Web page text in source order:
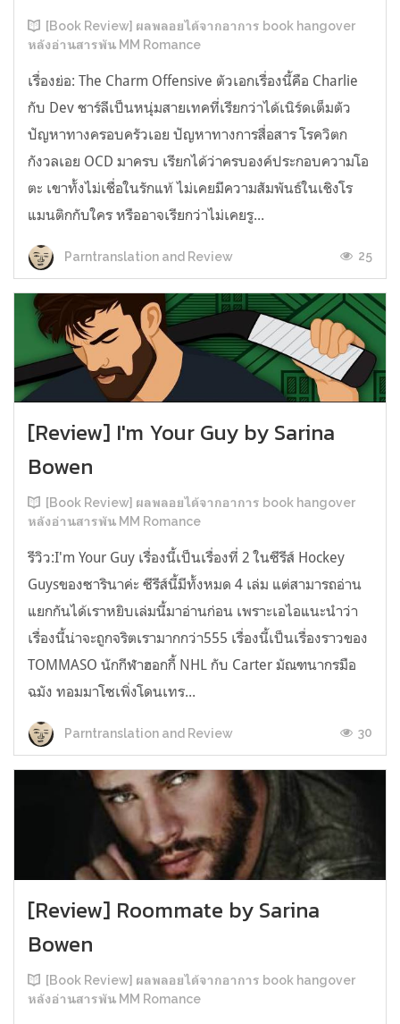
[Book Review] ผลพลอยได้จากอาการ book hangover
หลังอ่านสารพัน MM Romance
เรื่องย่อ: The Charm Offensive ตัวเอกเรื่องนี้คือ Charlie
กับ Dev ชาร์ลีเป็นหนุ่มสายเทคที่เรียกว่าได้เนิร์ดเต็มตัว
ปัญหาทางครอบครัวเอย ปัญหาทางการสื่อสาร โรควิตก
กังวลเอย OCD มาครบ เรียกได้ว่าครบองค์ประกอบความโอ
ตะ เขาทั้งไม่เชื่อในรักแท้ ไม่เคยมีความสัมพันธ์ในเชิงโร
แมนติกกับใคร หรืออาจเรียกว่าไม่เคยรู...
Parntranslation and Review 25
[Review] I'm Your Guy by Sarina
Bowen
[Book Review] ผลพลอยได้จากอาการ book hangover
หลังอ่านสารพัน MM Romance
รีวิว:I'm Your Guy เรื่องนี้เป็นเรื่องที่ 2 ในซีรีส์ Hockey
Guysของซารินาค่ะ ซีรีส์นี้มีทั้งหมด 4 เล่ม แต่สามารถอ่าน
แยกกันได้เราหยิบเล่มนี้มาอ่านก่อน เพราะเอไอแนะนำว่า
เรื่องนี้น่าจะถูกจริตเรามากกว่า555 เรื่องนี้เป็นเรื่องราวของ
TOMMASO นักกีฬาฮอกกี้ NHL กับ Carter มัณฑนากรมือ
ฉมัง ทอมมาโซเพิ่งโดนเทร...
Parntranslation and Review 30
[Review] Roommate by Sarina
Bowen
[Book Review] ผลพลอยได้จากอาการ book hangover
หลังอ่านสารพัน MM Romance